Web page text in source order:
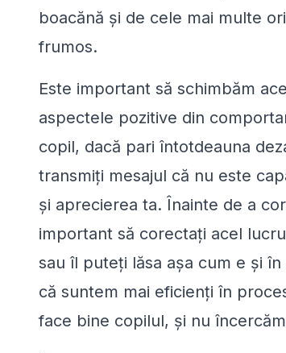
boacănă şi de cele mai multe
frumos.
Este important să schimbăm
aspectele pozitive din
copil, dacă pari întotdeauna
transmiţi mesajul că nu este
şi aprecierea ta. Înainte de a
important să corectaţi acel
sau îl puteţi lăsa aşa cum e şi
că suntem mai eficienţi în
face bine copilul, şi nu